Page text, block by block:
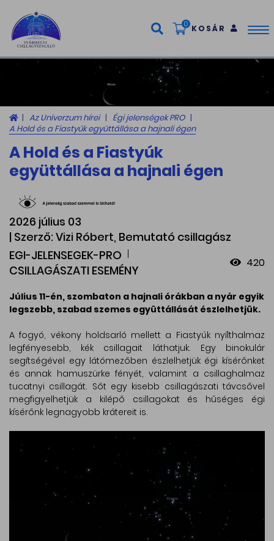
0 KOSÁR
Az Univerzum hírei
Égi jelenségek PRO
A Hold és a Fiastyúk együttállása a hajnali égen
A Hold és a Fiastyúk
együttállása a hajnali égen
2026 július 03
| Szerző: Vizi Róbert, Bemutató csillagász
EGI-JELENSEGEK-PRO
CSILLAGÁSZATI ESEMÉNY
420
Július 11-én, szombaton a hajnali órákban a nyár egyik
legszebb, szabad szemes együttállását észlelhetjük.
A fogyó, vékony holdsarló mellett a Fiastyúk nyílthalmaz
legfényesebb, kék csillagait láthatjuk. Egy binokulár
segítségével egy látómezőben észlelhetjük égi kísérőnket
és annak hamuszürke fényét, valamint a csillaghalmaz
tucatnyi csillagát. Sőt egy kisebb csillagászati távcsővel
megfigyelhetjük a kilépő csillagokat és hűséges égi
kísérőnk legnagyobb krátereit is.